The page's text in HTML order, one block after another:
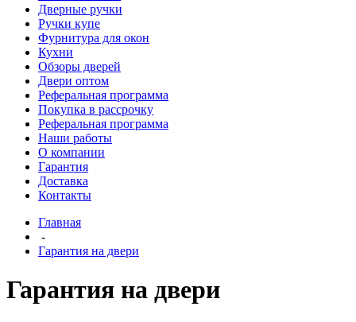
Дверные ручки
Ручки купе
Фурнитура для окон
Кухни
Обзоры дверей
Двери оптом
Реферальная программа
Покупка в рассрочку
Реферальная программа
Наши работы
О компании
Гарантия
Доставка
Контакты
Главная
-
Гарантия на двери
Гарантия на двери